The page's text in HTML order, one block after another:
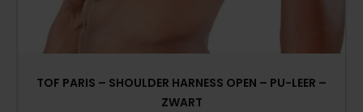
TOF PARIS – SHOULDER HARNESS OPEN – PU-LEER –
ZWART